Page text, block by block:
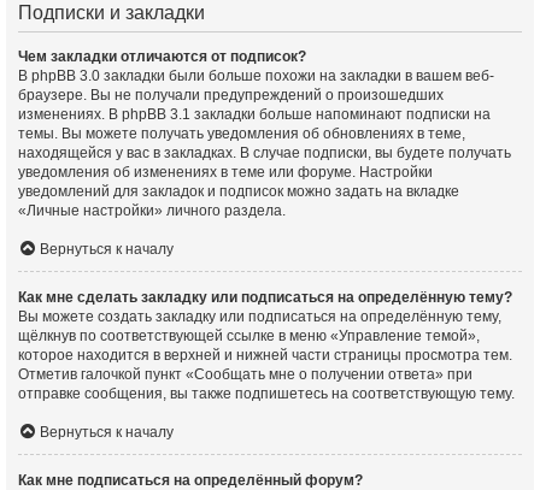
Подписки и закладки
Чем закладки отличаются от подписок?
В phpBB 3.0 закладки были больше похожи на закладки в вашем веб-
браузере. Вы не получали предупреждений о произошедших
изменениях. В phpBB 3.1 закладки больше напоминают подписки на
темы. Вы можете получать уведомления об обновлениях в теме,
находящейся у вас в закладках. В случае подписки, вы будете получать
уведомления об изменениях в теме или форуме. Настройки
уведомлений для закладок и подписок можно задать на вкладке
«Личные настройки» личного раздела.
Вернуться к началу
Как мне сделать закладку или подписаться на определённую тему?
Вы можете создать закладку или подписаться на определённую тему,
щёлкнув по соответствующей ссылке в меню «Управление темой»,
которое находится в верхней и нижней части страницы просмотра тем.
Отметив галочкой пункт «Сообщать мне о получении ответа» при
отправке сообщения, вы также подпишетесь на соответствующую тему.
Вернуться к началу
Как мне подписаться на определённый форум?